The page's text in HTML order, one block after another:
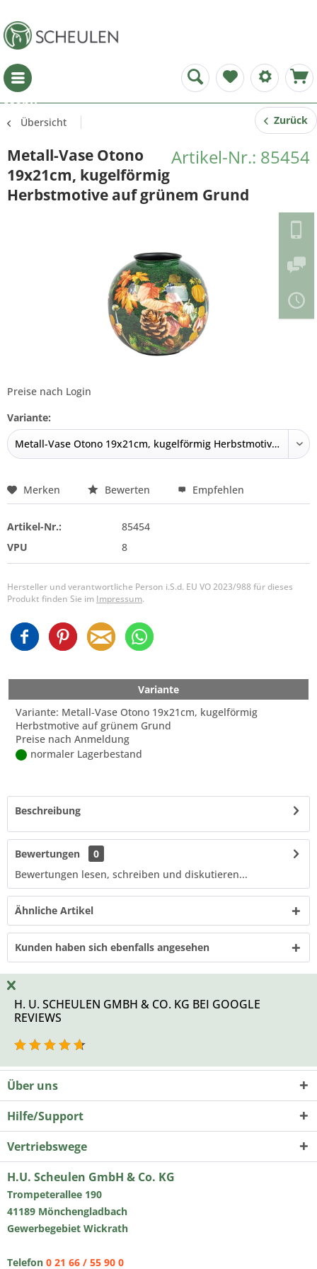
Menü
Übersicht Zurück
Artikel-Nr.: 85454
Metall-Vase Otono
19x21cm, kugelförmig
Herbstmotive auf grünem Grund
Preise nach Login
Variante:
Merken Bewerten Empfehlen
Artikel-Nr.:
85454
VPU
8
Hersteller und verantwortliche Person i.S.d. EU VO 2023/988 für dieses
Produkt finden Sie im Impressum.
Variante
Variante: Metall-Vase Otono 19x21cm, kugelförmig
Herbstmotive auf grünem Grund
Preise nach Anmeldung
normaler Lagerbestand
Beschreibung
Bewertungen
0
Bewertungen lesen, schreiben und diskutieren...
Ähnliche Artikel
Kunden haben sich ebenfalls angesehen
H. U. SCHEULEN GMBH & CO. KG BEI GOOGLE
REVIEWS
Über uns
Hilfe/Support
Vertriebswege
H.U. Scheulen GmbH & Co. KG
Trompeterallee 190
41189 Mönchengladbach
Gewerbegebiet Wickrath
Telefon 0 21 66 / 55 90 0